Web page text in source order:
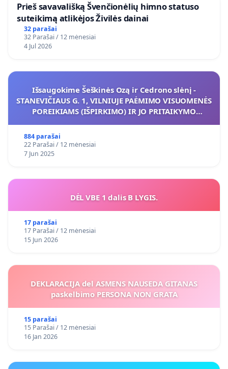
​Prieš savavališką Švenčionėlių himno statuso
suteikimą atlikėjos Živilės dainai
32 parašai
32 Parašai / 12 mėnesiai
4 Jul 2026
Išsaugokime Šeškinės Ozą ir Cedrono slėnį -
STANEVIČIAUS G. 1, VILNIUJE PAĖMIMO VISUOMENĖS
POREIKIAMS (IŠPIRKIMO) IR JO PRITAIKYMO
884 parašai
22 Parašai / 12 mėnesiai
7 Jun 2025
DĖL VBE 1 dalis B LYGIS.
17 parašai
17 Parašai / 12 mėnesiai
15 Jun 2026
DEKLARACIJA del ASMENS NAUSEDA GITANAS
paskelbimo PERSONA NON GRATA
15 parašai
15 Parašai / 12 mėnesiai
16 Jan 2026